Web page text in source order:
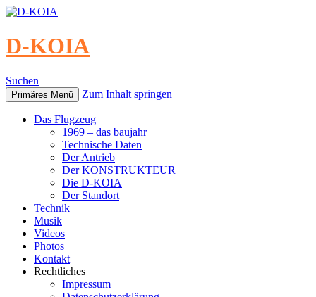
D-KOIA
Suchen
Primäres Menü Zum Inhalt springen
Das Flugzeug
1969 – das baujahr
Technische Daten
Der Antrieb
Der KONSTRUKTEUR
Die D-KOIA
Der Standort
Technik
Musik
Videos
Photos
Kontakt
Rechtliches
Impressum